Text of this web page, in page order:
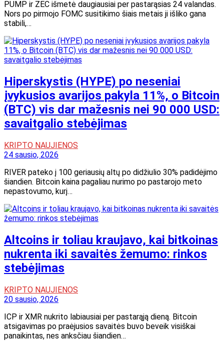
PUMP ir ZEC išmetė daugiausiai per pastarąsias 24 valandas.
Nors po pirmojo FOMC susitikimo šiais metais ji išliko gana
stabili,…
Hiperskystis (HYPE) po neseniai
įvykusios avarijos pakyla 11%, o Bitcoin
(BTC) vis dar mažesnis nei 90 000 USD:
savaitgalio stebėjimas
KRIPTO NAUJIENOS
24 sausio, 2026
RIVER pateko į 100 geriausių altų po didžiulio 30% padidėjimo
šiandien. Bitcoin kaina pagaliau nurimo po pastarojo meto
nepastovumo, kurį…
Altcoins ir toliau kraujavo, kai bitkoinas
nukrenta iki savaitės žemumo: rinkos
stebėjimas
KRIPTO NAUJIENOS
20 sausio, 2026
ICP ir XMR nukrito labiausiai per pastarąją dieną. Bitcoin
atsigavimas po praėjusios savaitės buvo beveik visiškai
panaikintas, nes anksčiau šiandien…